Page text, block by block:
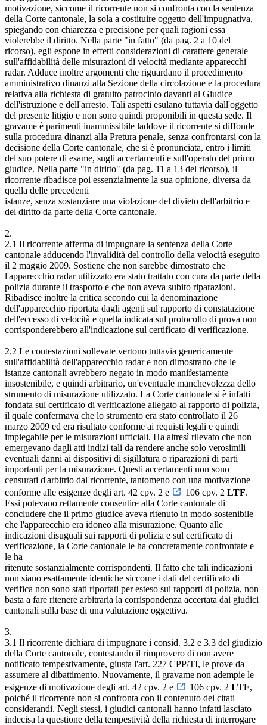
motivazione, siccome il ricorrente non si confronta con la sentenza
della Corte cantonale, la sola a costituire oggetto dell'impugnativa,
spiegando con chiarezza e precisione per quali ragioni essa
violerebbe il diritto. Nella parte "in fatto" (da pag. 2 a 10 del
ricorso), egli espone in effetti considerazioni di carattere generale
sull'affidabilità delle misurazioni di velocità mediante apparecchi
radar. Adduce inoltre argomenti che riguardano il procedimento
amministrativo dinanzi alla Sezione della circolazione e la procedura
relativa alla richiesta di gratuito patrocinio davanti al Giudice
dell'istruzione e dell'arresto. Tali aspetti esulano tuttavia dall'oggetto
del presente litigio e non sono quindi proponibili in questa sede. Il
gravame è parimenti inammissibile laddove il ricorrente si diffonde
sulla procedura dinanzi alla Pretura penale, senza confrontarsi con la
decisione della Corte cantonale, che si è pronunciata, entro i limiti
del suo potere di esame, sugli accertamenti e sull'operato del primo
giudice. Nella parte "in diritto" (da pag. 11 a 13 del ricorso), il
ricorrente ribadisce poi essenzialmente la sua opinione, diversa da
quella delle precedenti
istanze, senza sostanziare una violazione del divieto dell'arbitrio e
del diritto da parte della Corte cantonale.
2.
2.1 Il ricorrente afferma di impugnare la sentenza della Corte
cantonale adducendo l'invalidità del controllo della velocità eseguito
il 2 maggio 2009. Sostiene che non sarebbe dimostrato che
l'apparecchio radar utilizzato era stato trattato con cura da parte della
polizia durante il trasporto e che non aveva subito riparazioni.
Ribadisce inoltre la critica secondo cui la denominazione
dell'apparecchio riportata dagli agenti sul rapporto di constatazione
dell'eccesso di velocità e quella indicata sul protocollo di prova non
corrisponderebbero all'indicazione sul certificato di verificazione.
2.2 Le contestazioni sollevate vertono tuttavia genericamente
sull'affidabilità dell'apparecchio radar e non dimostrano che le
istanze cantonali avrebbero negato in modo manifestamente
insostenibile, e quindi arbitrario, un'eventuale manchevolezza dello
strumento di misurazione utilizzato. La Corte cantonale si è infatti
fondata sul certificato di verificazione allegato al rapporto di polizia,
il quale confermava che lo strumento era stato controllato il 26
marzo 2009 ed era risultato conforme ai requisti legali e quindi
impiegabile per le misurazioni ufficiali. Ha altresì rilevato che non
emergevano dagli atti indizi tali da rendere anche solo verosimili
eventuali danni ai dispositivi di sigillatura o riparazioni di parti
importanti per la misurazione. Questi accertamenti non sono
censurati d'arbitrio dal ricorrente, tantomeno con una motivazione
conforme alle esigenze degli art. 42 cpv. 2 e
106 cpv. 2 LTF.
Essi potevano rettamente consentire alla Corte cantonale di
concludere che il primo giudice aveva ritenuto in modo sostenibile
che l'apparecchio era idoneo alla misurazione. Quanto alle
indicazioni disuguali sui rapporti di polizia e sul certificato di
verificazione, la Corte cantonale le ha concretamente confrontate e
le ha
ritenute sostanzialmente corrispondenti. Il fatto che tali indicazioni
non siano esattamente identiche siccome i dati del certificato di
verifica non sono stati riportati per esteso sui rapporti di polizia, non
basta a fare ritenere arbitraria la corrispondenza accertata dai giudici
cantonali sulla base di una valutazione oggettiva.
3.
3.1 Il ricorrente dichiara di impugnare i consid. 3.2 e 3.3 del giudizio
della Corte cantonale, contestando il rimprovero di non avere
notificato tempestivamente, giusta l'art. 227 CPP/TI, le prove da
assumere al dibattimento. Nuovamente, il gravame non adempie le
esigenze di motivazione degli art. 42 cpv. 2 e
106 cpv. 2 LTF,
poiché il ricorrente non si confronta con il contenuto dei citati
considerandi. Negli stessi, i giudici cantonali hanno infatti lasciato
indecisa la questione della tempestività della richiesta di interrogare